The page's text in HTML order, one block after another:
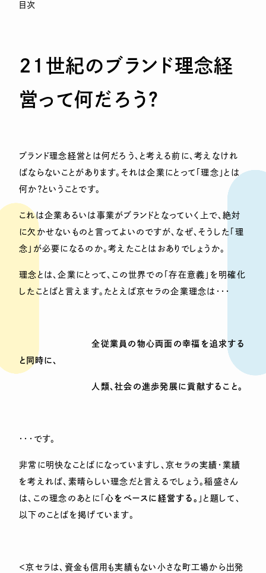
目次
21 世紀のブランド理念経
営って何だろう？
ブランド理念経営とは何だろう、と考える前に、考えなけれ
ばならないことがあります。それは企業にとって「理念」とは
何か？ということです。
これは企業あるいは事業がブランドとなっていく上で、絶対
に欠かせないものと言ってよいのですが、なぜ、そうした「理
念」が必要になるのか。考えたことはおありでしょうか。
理念とは、企業にとって、この世界での「存在意義」を明確化
したことばと言えます。たとえば京セラの企業理念は・・・
全従業員の物心両面の幸福を追求する
と同時に、
人類、社会の進歩発展に貢献すること。
・・・です。
非常に明快なことばになっていますし、京セラの実績・業績
を考えれば、素晴らしい理念だと言えるでしょう。稲盛さん
は、この理念のあとに「心をベースに経営する。 」と題して、
以下のことばを掲げています。
＜京セラは、資金も信用も実績もない小さな町工場から出発